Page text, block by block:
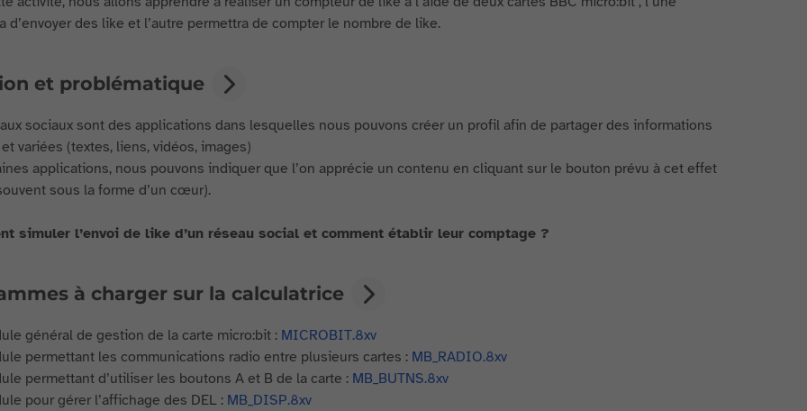
d’envoyer des like et l’autre permettra de compter le nombre de like.
et problématique
sociaux sont des applications dans lesquelles nous pouvons créer un profil afin de partager des informations
variées (textes, liens, vidéos, images)
applications, nous pouvons indiquer que l’on apprécie un contenu en cliquant sur le bouton prévu à cet effet
sous la forme d’un cœur).
simuler l’envoi de like d’un réseau social et comment établir leur comptage ?
à charger sur la calculatrice
général de gestion de la carte micro:bit : MICROBIT.8xv
permettant les communications radio entre plusieurs cartes : MB_RADIO.8xv
permettant d’utiliser les boutons A et B de la carte : MB_BUTNS.8xv
pour gérer l’affichage des DEL : MB_DISP.8xv